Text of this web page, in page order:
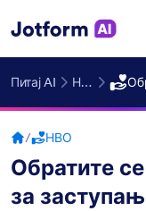
Питај AI НВО
/ НВО
Обратите
за